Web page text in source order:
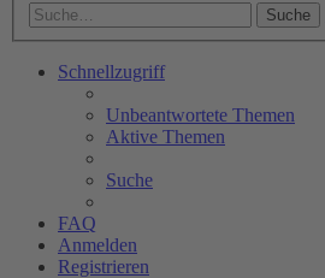
Suche
Schnellzugriff
Unbeantwortete Themen
Aktive Themen
Suche
FAQ
Anmelden
Registrieren